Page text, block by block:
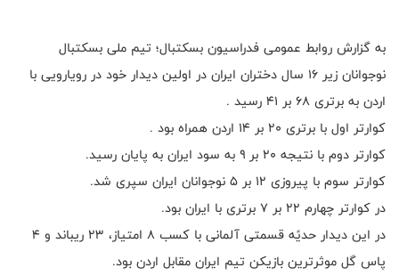
به گزارش روابط عمومی فدراسیون بسکتبال؛ تیم ملی بسکتبال
نوجوانان زیر ۱۶ سال دختران ایران در اولین دیدار خود در رویارویی با
اردن به برتری ۶۸ بر ۴۱ رسید .
کوارتر اول با برتری ۲۰ بر ۱۴ اردن همراه بود .
کوارتر دوم با نتیجه ۲۰ بر ۹ به سود ایران به پایان رسید.
کوارتر سوم با پیروزی ۱۲ بر ۵ نوجوانان ایران سپری شد.
در کوارتر چهارم ۲۲ بر ۷ برتری با ایران بود.
در این دیدار حدیًه قسمتی آلمانی با کسب ۸ امتیاز، ۲۳ ریباند و ۴
پاس گل موثرترین بازیکن تیم ایران مقابل اردن بود.